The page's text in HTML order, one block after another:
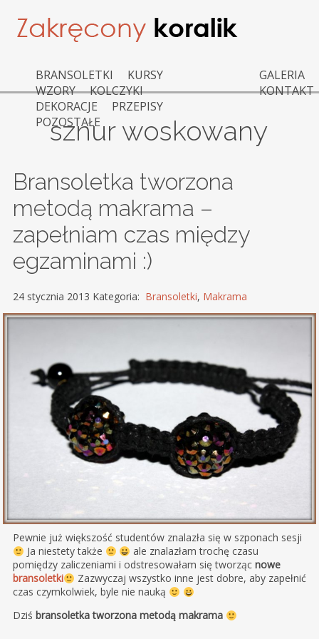
BRANSOLETKI
KURSY
WZORY
KOLCZYKI
DEKORACJE
PRZEPISY
POZOSTAŁE
GALERIA
KONTAKT
sznur woskowany
Bransoletka tworzona
metodą makrama –
zapełniam czas między
egzaminami :)
24 stycznia 2013 Kategoria: Bransoletki, Makrama
Pewnie już większość studentów znalazła się w szponach sesji
Ja niestety także
ale znalazłam trochę czasu
pomiędzy zaliczeniami i odstresowałam się tworząc nowe
bransoletki
Zazwyczaj wszystko inne jest dobre, aby zapełnić
czas czymkolwiek, byle nie nauką
Dziś bransoletka tworzona metodą makrama